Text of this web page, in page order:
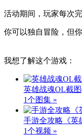
活动期间，玩家每次
你可以独自冒险，但
我想了解这个游戏：
英雄战魂OL截图
1个图集 »
手游全攻略《英
1个视频 »